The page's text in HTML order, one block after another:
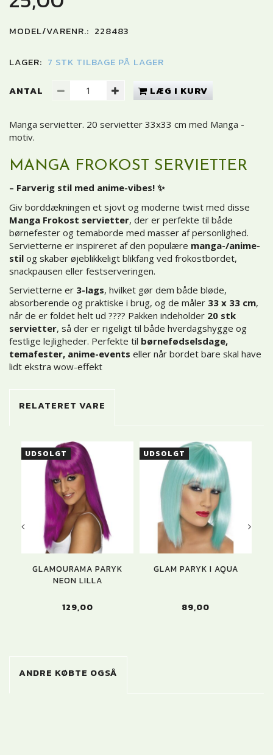
MODEL/VARENR.: 228483
LAGER: 7 STK TILBAGE PÅ LAGER
ANTAL LÆG I KURV
Manga servietter. 20 servietter 33x33 cm med Manga -
motiv.
MANGA FROKOST SERVIETTER
– Farverig stil med anime-vibes! ✨
Giv borddækningen et sjovt og moderne twist med disse
Manga Frokost servietter, der er perfekte til både
børnefester og temaborde med masser af personlighed.
Servietterne er inspireret af den populære manga-/anime-
stil og skaber øjeblikkeligt blikfang ved frokostbordet,
snackpausen eller festserveringen.
Servietterne er 3-lags, hvilket gør dem både bløde,
absorberende og praktiske i brug, og de måler 33 x 33 cm,
når de er foldet helt ud ????️ Pakken indeholder 20 stk
servietter, så der er rigeligt til både hverdagshygge og
festlige lejligheder. Perfekte til børnefødselsdage,
temafester, anime-events eller når bordet bare skal have
lidt ekstra wow-effekt
RELATERET VARE
UDSOLGT
GLAMOURAMA PARYK
NEON LILLA
129,00
UDSOLGT
GLAM PARYK I AQUA
89,00
ANDRE KØBTE OGSÅ